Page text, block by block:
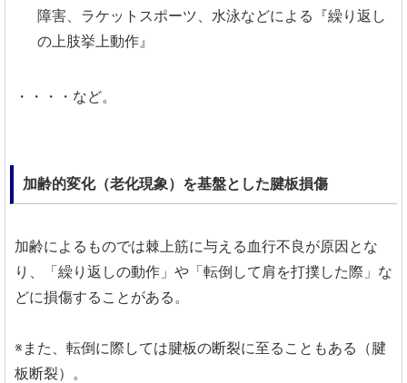
障害、ラケットスポーツ、水泳などによる『繰り返し
の上肢挙上動作』
・・・・など。
加齢的変化（老化現象）を基盤とした腱板損傷
加齢によるものでは棘上筋に与える血行不良が原因とな
り、「繰り返しの動作」や「転倒して肩を打撲した際」な
どに損傷することがある。
※また、転倒に際しては腱板の断裂に至ることもある（腱
板断裂）。